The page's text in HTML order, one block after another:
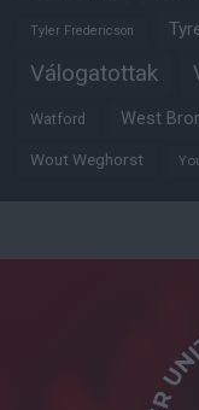
Tyler Fredericson
Válogatottak
Watford West
Wout Weghorst